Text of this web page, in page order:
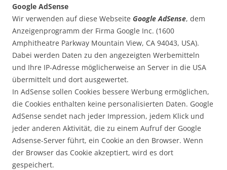
Google AdSense
Wir verwenden auf diese Webseite Google AdSense, dem
Anzeigenprogramm der Firma Google Inc. (1600
Amphitheatre Parkway Mountain View, CA 94043, USA).
Dabei werden Daten zu den angezeigten Werbemitteln
und Ihre IP-Adresse möglicherweise an Server in die USA
übermittelt und dort ausgewertet.
In AdSense sollen Cookies bessere Werbung ermöglichen,
die Cookies enthalten keine personalisierten Daten. Google
AdSense sendet nach jeder Impression, jedem Klick und
jeder anderen Aktivität, die zu einem Aufruf der Google
Adsense-Server führt, ein Cookie an den Browser. Wenn
der Browser das Cookie akzeptiert, wird es dort
gespeichert.